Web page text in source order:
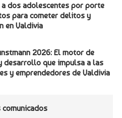
a dos adolescentes por porte
para cometer delitos y
en Valdivia
2026: El motor de
desarrollo que impulsa a las
y emprendedores de Valdivia
comunicados